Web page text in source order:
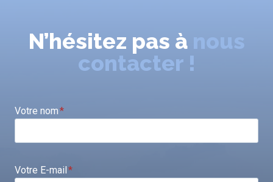
N’hésitez pas à nous
contacter !
Votre nom*
Votre E-mail*